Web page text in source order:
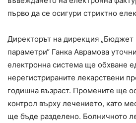
първо да се осигури стриктно
Директорът на дирекция „Бюджет
параметри“ Ганка Аврамова
електронна система ще обхване
нерегистрираните лекарствени
годишна възраст. Промените ще
контрол върху лечението, като
ще бъде разделено. Болничното